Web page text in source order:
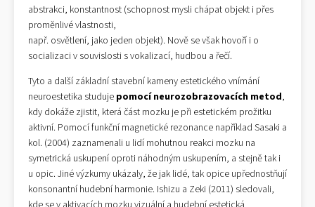
abstrakci, konstantnost (schopnost mysli chápat objekt i přes
proměnlivé vlastnosti,
např. osvětlení, jako jeden objekt). Nově se však hovoří i o
socializaci v souvislosti s vokalizací, hudbou a řečí.
Tyto a další základní stavební kameny estetického vnímání
neuroestetika studuje pomocí neurozobrazovacích metod,
kdy dokáže zjistit, která část mozku je při estetickém prožitku
aktivní. Pomocí funkční magnetické rezonance například Sasaki a
kol. (2004) zaznamenali u lidí mohutnou reakci mozku na
symetrická uskupení oproti náhodným uskupením, a stejně tak i
u opic. Jiné výzkumy ukázaly, že jak lidé, tak opice upřednostňují
konsonantní hudební harmonie. Ishizu a Zeki (2011) sledovali,